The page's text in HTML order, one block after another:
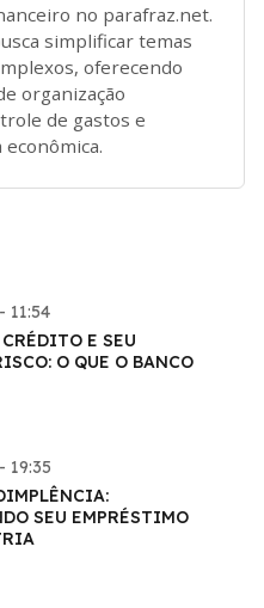
no parafraz.net.
simplificar temas
oferecendo
organização
de gastos e
11:54
E SEU
O QUE O BANCO
19:35
SEU EMPRÉSTIMO